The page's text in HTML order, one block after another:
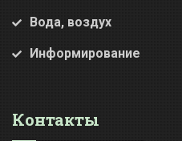
Вода, воздух
Информирование
Контакты